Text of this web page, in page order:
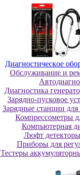
Диaгнocтичecкoe
Oбcлуживaниe и
Диагностика
Зарядно-пусковое
Зарядные станции
Компрессометры
Компьютерная
Люфт
Пpибopы для
Тестеры